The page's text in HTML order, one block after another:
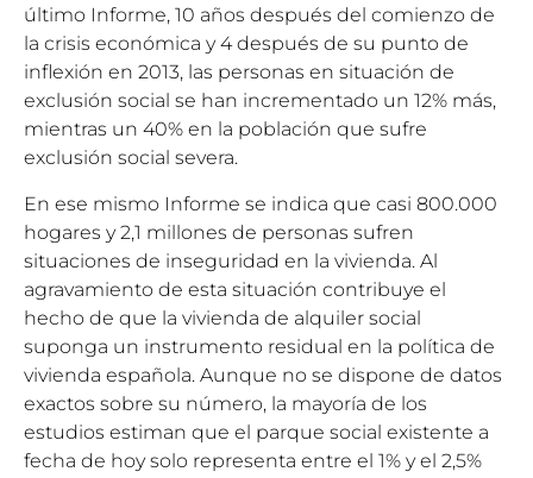
último Informe, 10 años después del comienzo de
la crisis económica y 4 después de su punto de
inflexión en 2013, las personas en situación de
exclusión social se han incrementado un 12% más,
mientras un 40% en la población que sufre
exclusión social severa.
En ese mismo Informe se indica que casi 800.000
hogares y 2,1 millones de personas sufren
situaciones de inseguridad en la vivienda. Al
agravamiento de esta situación contribuye el
hecho de que la vivienda de alquiler social
suponga un instrumento residual en la política de
vivienda española. Aunque no se dispone de datos
exactos sobre su número, la mayoría de los
estudios estiman que el parque social existente a
fecha de hoy solo representa entre el 1% y el 2,5%